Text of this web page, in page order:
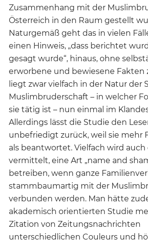
Zusammenhang mit der
Österreich in den Raum gestellt
Naturgemäß geht das in vielen
einen Hinweis, „dass berichtet
gesagt wurde“, hinaus, ohne
erworbene und bewiesene Fakten
liegt zwar vielfach in der Natur der
Muslimbruderschaft – in welcher
sie tätig ist – nun einmal im
Allerdings lässt die Studie den
unbefriedigt zurück, weil sie mehr
als beantwortet. Vielfach wird
vermittelt, eine Art „name and
betreiben, wenn ganze
stammbaumartig mit der
verbunden werden. Man hätte
akademisch orientierten Studie
Zitation von Zeitungsnachrichten
unterschiedlichen Couleurs und